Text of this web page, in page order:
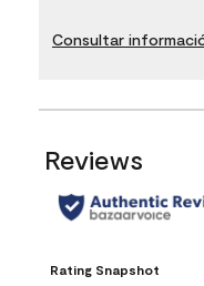
Consultar
Reviews
Rating Snapshot